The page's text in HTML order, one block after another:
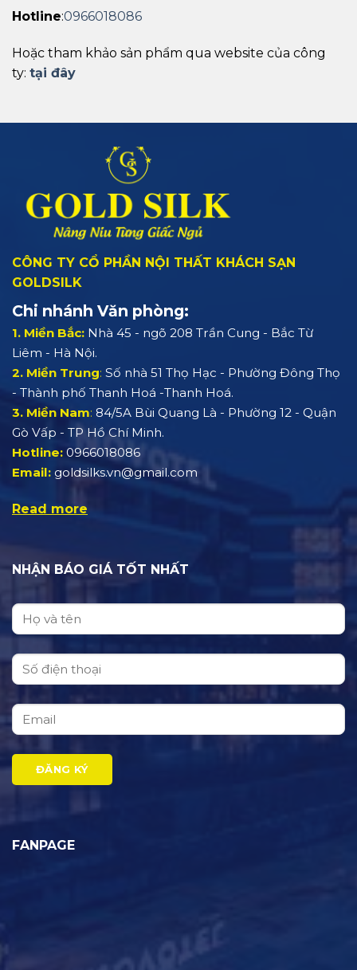
Hotline:0966018086
Hoặc tham khảo sản phẩm qua website của công
ty: tại đây
CÔNG TY CỔ PHẦN NỘI THẤT KHÁCH SẠN
GOLDSILK
Chi nhánh Văn phòng:
1. Miền Bắc: Nhà 45 - ngõ 208 Trần Cung - Bắc Từ
Liêm - Hà Nội.
2. Miền Trung: Số nhà 51 Thọ Hạc - Phường Đông Thọ
- Thành phố Thanh Hoá -Thanh Hoá.
3. Miền Nam: 84/5A Bùi Quang Là - Phường 12 - Quận
Gò Vấp - TP Hồ Chí Minh.
Hotline: 0966018086
Email: goldsilks.vn@gmail.com
Read more
NHẬN BÁO GIÁ TỐT NHẤT
FANPAGE